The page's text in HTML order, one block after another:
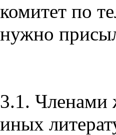
комитет по
нужно
3.1. Членами
иных